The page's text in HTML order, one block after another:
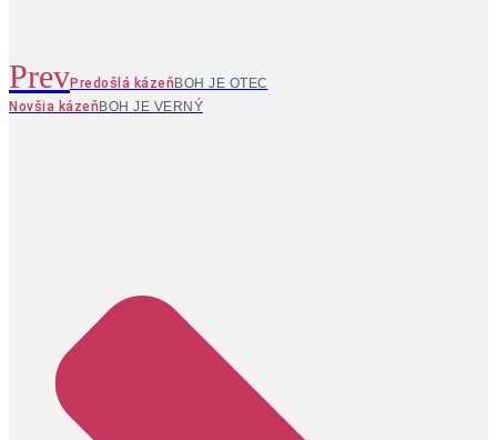
PrevPredošlá kázeňBOH JE OTEC
Novšia kázeňBOH JE VERNÝ